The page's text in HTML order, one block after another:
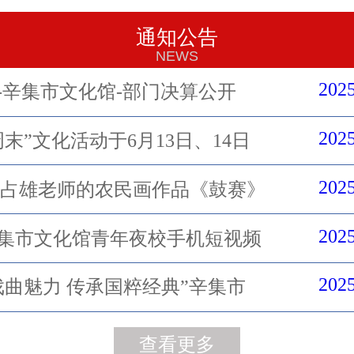
通知公告
NEWS
辛集市文化馆-部门决算公开
”文化活动于6月13日、14日
雄老师的农民画作品《鼓赛》
市文化馆青年夜校手机短视频
曲魅力 传承国粹经典”辛集市
查看更多